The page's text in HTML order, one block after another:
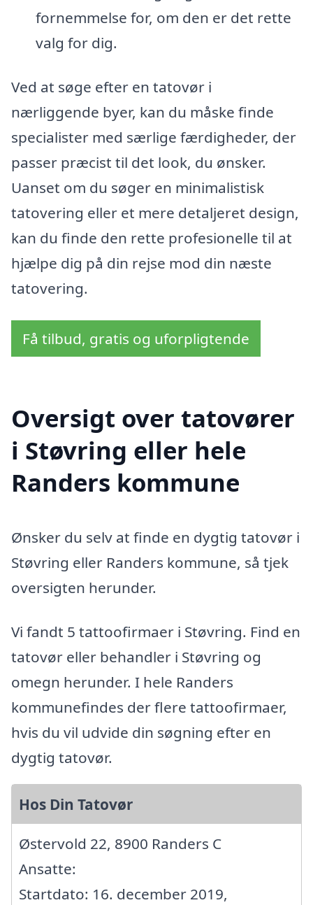
fornemmelse for, om den er det rette
valg for dig.
Ved at søge efter en tatovør i
nærliggende byer, kan du måske finde
specialister med særlige færdigheder, der
passer præcist til det look, du ønsker.
Uanset om du søger en minimalistisk
tatovering eller et mere detaljeret design,
kan du finde den rette profesionelle til at
hjælpe dig på din rejse mod din næste
tatovering.
Få tilbud, gratis og uforpligtende
Oversigt over tatovører
i Støvring eller hele
Randers kommune
Ønsker du selv at finde en dygtig tatovør i
Støvring eller Randers kommune, så tjek
oversigten herunder.
Vi fandt 5 tattoofirmaer i Støvring. Find en
tatovør eller behandler i Støvring og
omegn herunder. I hele Randers
kommunefindes der flere tattoofirmaer,
hvis du vil udvide din søgning efter en
dygtig tatovør.
Hos Din Tatovør
Østervold 22, 8900 Randers C
Ansatte:
Startdato: 16. december 2019,